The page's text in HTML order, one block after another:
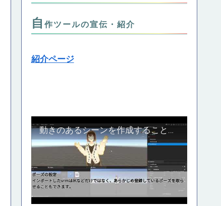
自 作ツールの宣伝・紹介
紹介ページ
動きのあるシーンを作成することのできる自作の３Dスタジオツール、Crend紹介動画_Part1